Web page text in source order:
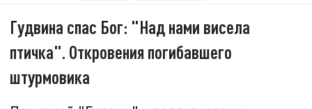
Гудвина спас Бог: "Над нами висела
птичка". Откровения погибавшего
штурмовика